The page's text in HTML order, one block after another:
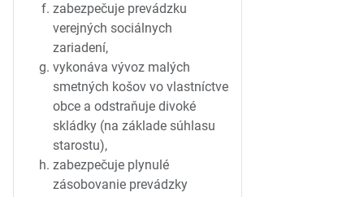
zabezpečuje prevádzku
verejných sociálnych
zariadení,
vykonáva vývoz malých
smetných košov vo vlastníctve
obce a odstraňuje divoké
skládky (na základe súhlasu
starostu),
zabezpečuje plynulé
zásobovanie prevádzky